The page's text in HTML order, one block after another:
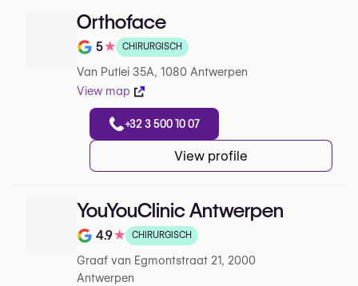
Orthoface
Note de 5 sur 5 sur Google
5★ CHIRURGISCH
Van Putlei 35A, 1080 Antwerpen
View map
+32 3 500 10 07
View profile
YouYouClinic Antwerpen
Note de 4.9 sur 5 sur Google
4.9★ CHIRURGISCH
Graaf van Egmontstraat 21, 2000
Antwerpen